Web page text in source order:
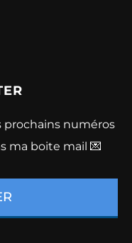
prochains numéros
ma boite mail 💌